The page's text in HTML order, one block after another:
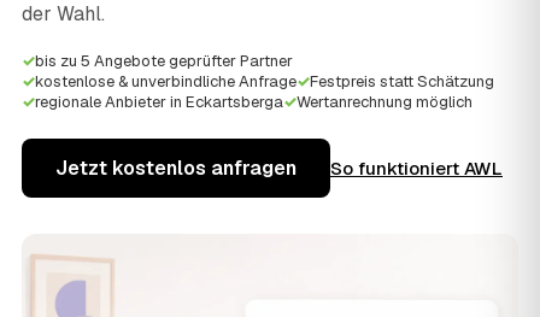
der Wahl.
✓bis zu 5 Angebote geprüfter Partner
✓kostenlose & unverbindliche Anfrage✓Festpreis statt Schätzung
✓regionale Anbieter in Eckartsberga✓Wertanrechnung möglich
Jetzt kostenlos anfragen So funktioniert AWL